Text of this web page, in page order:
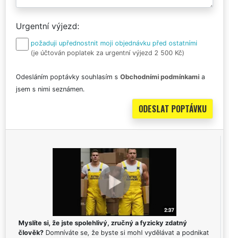
Urgentní výjezd
požaduji upřednostnit moji objednávku před ostatními
(je účtován poplatek za urgentní výjezd 2 500 Kč)
Odesláním poptávky souhlasím s Obchodními podmínkami a
jsem s nimi seznámen.
Myslíte si, že jste spolehlivý, zručný a fyzicky zdatný
člověk? Domníváte se, že byste si mohl vydělávat a podnikat